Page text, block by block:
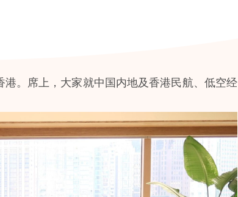
。席上，大家就中国内地及香港民航、低空经